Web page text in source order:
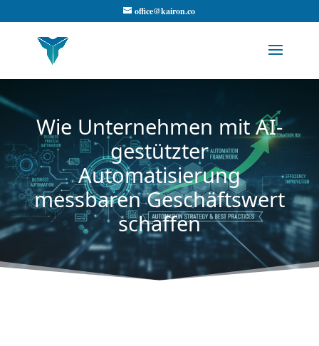
office@kairon.co
Wie Unternehmen mit AI-
gestützter
Automatisierung
messbaren Geschäftswert
schaffen